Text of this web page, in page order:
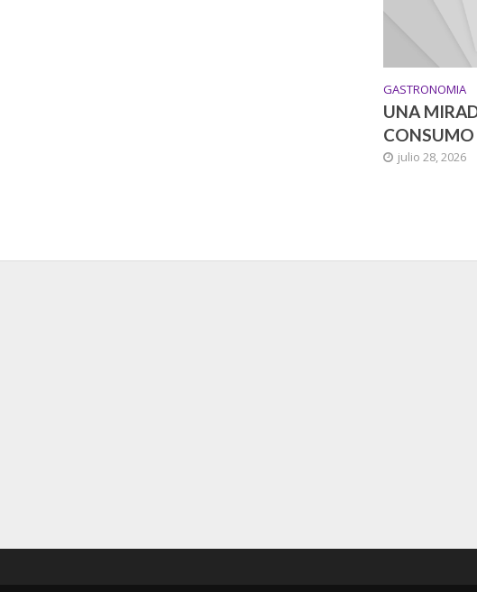
GASTRONOMIA
UNA
CONSUMO
julio 28, 2026